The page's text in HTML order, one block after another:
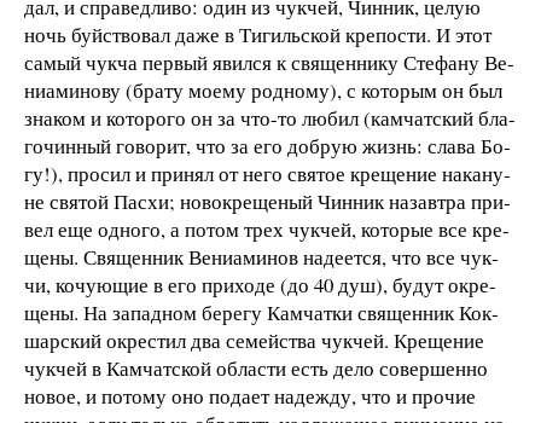
дал, и спра­вед­ли­во: один из чук­чей, Чин­ник, це­лую
ночь буй­ст­во­вал да­же в Ти­гиль­ской кре­по­с­ти. И этот
са­мый чук­ча пер­вый явил­ся к свя­щен­ни­ку Сте­фа­ну Ве­
ни­а­ми­но­ву (бра­ту мо­е­му род­но­му), с ко­то­рым он был
зна­ком и ко­то­ро­го он за что-то лю­бил (кам­чат­ский бла­
го­чин­ный го­во­рит, что за его до­б­рую жизнь: сла­ва Бо­
гу!), про­сил и при­нял от не­го свя­тое кре­ще­ние на­ка­ну­
не свя­той Па­с­хи; но­во­кре­ще­ный Чин­ник на­за­в­т­ра при­
вел еще од­но­го, а по­том трех чук­чей, ко­то­рые все кре­
ще­ны. Свя­щен­ник Ве­ни­а­ми­нов на­де­ет­ся, что все чук­
чи, ко­чу­ю­щие в его при­хо­де (до 40 душ), бу­дут ок­ре­
ще­ны. На за­пад­ном бе­ре­гу Кам­чат­ки свя­щен­ник Кок­
шар­ский ок­ре­с­тил два се­мей­ст­ва чук­чей. Кре­ще­ние
чук­чей в Кам­чат­ской об­ла­с­ти есть де­ло со­вер­шен­но
но­вое, и по­то­му оно по­да­ет на­деж­ду, что и про­чие